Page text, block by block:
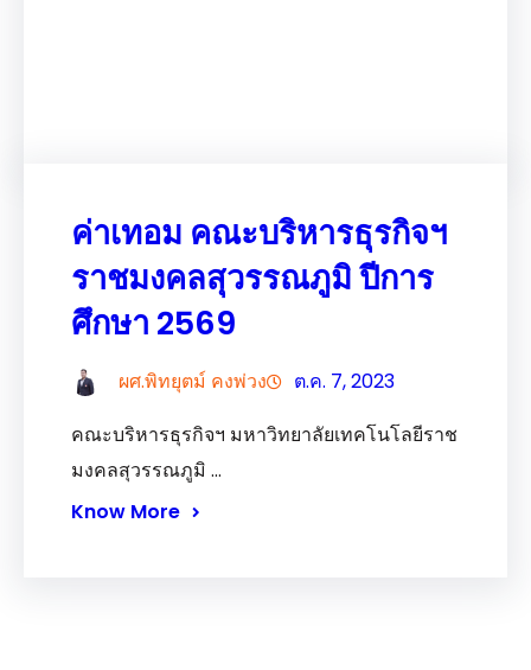
ค่าเทอม คณะบริหารธุรกิจฯ
ราชมงคลสุวรรณภูมิ ปีการ
ศึกษา 2569
ผศ.พิทยุตม์ คงพ่วง
ต.ค. 7, 2023
คณะบริหารธุรกิจฯ มหาวิทยาลัยเทคโนโลยีราช
มงคลสุวรรณภูมิ …
Know More